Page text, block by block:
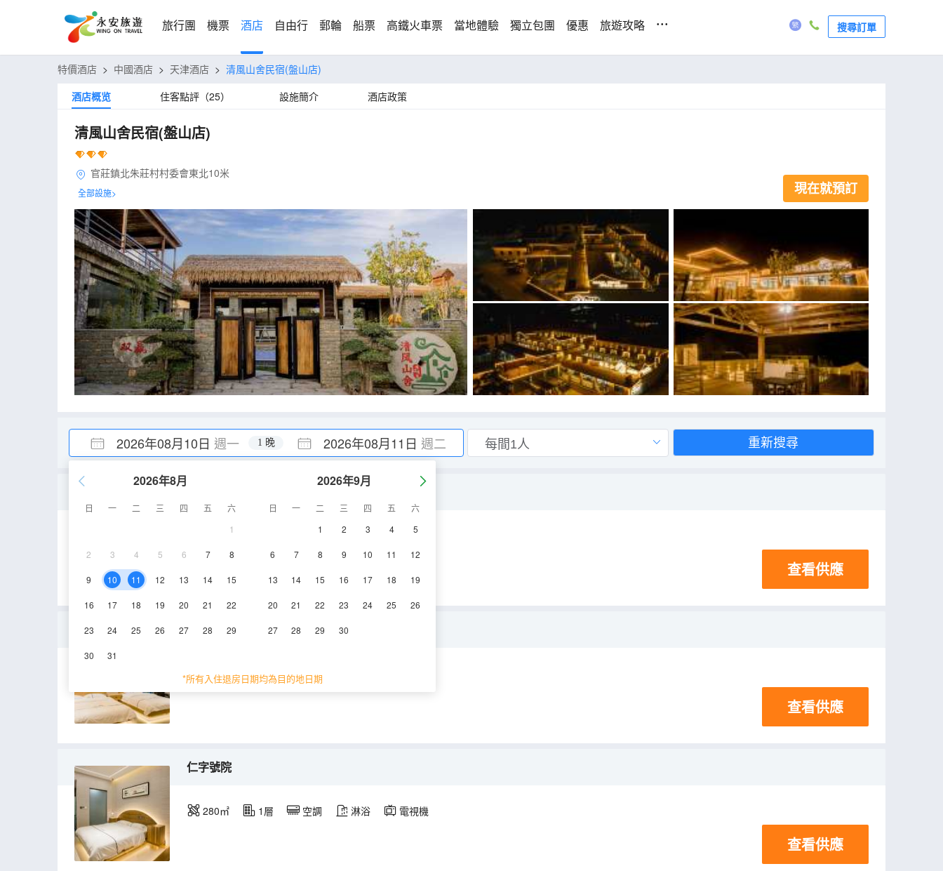
旅行團 機票 酒店 自由行 郵輪 船票 高鐵火車票 當地體驗 獨立包團 優惠 旅遊攻略 ... 搜尋訂單
特價酒店 > 中國酒店 > 天津酒店 > 清風山舍民宿(盤山店)
酒店概览
住客點評（25） 設施簡介 酒店政策
清風山舍民宿(盤山店)
官莊鎮北朱莊村村委會東北10米
全部設施> 現在就預訂
2026年08月10日 週一 2026年08月11日 週二
1 晚
2026年8月
日 一 二 三 四 五
六
1
2 3 4 5 6 7 8
9 10 11 12 13 14 15
16 17 18 19 20 21 22
23 24 25 26 27 28 29
30 31
2026年9月
日 一 二 三 四 五
六
1
2 3 4 5
6 7 8 9 10 11 12
13 14 15 16 17 18 19
20 21 22 23 24 25 26
27 28 29 30
*所有入住退房日期均為目的地日期
重新搜尋
淋浴 電視機
查看供應
望山
40㎡ 1層 空調
查看供應
仁字號院
280㎡ 1層 空調 淋浴 電視機
查看供應